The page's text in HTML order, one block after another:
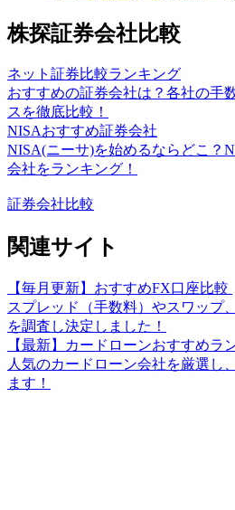
株探証券会社比較
ネット証券比較ランキング
おすすめの証券会社は？各社の手
スを徹底比較！
NISAおすすめ証券会社
NISA(ニーサ)を始めるならどこ？
会社をランキング！
証券会社比較
関連サイト
【毎月更新】おすすめFX口座比較
スプレッド（手数料）やスワップ
を調査し決定しました！
【最新】カードローンおすすめラ
人気のカードローン会社を厳選し
ます！